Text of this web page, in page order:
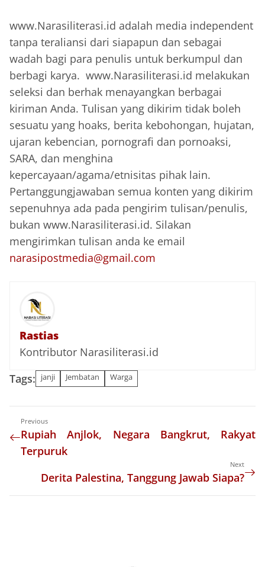
www.Narasiliterasi.id adalah media independent
tanpa teraliansi dari siapapun dan sebagai
wadah bagi para penulis untuk berkumpul dan
berbagi karya. www.Narasiliterasi.id melakukan
seleksi dan berhak menayangkan berbagai
kiriman Anda. Tulisan yang dikirim tidak boleh
sesuatu yang hoaks, berita kebohongan, hujatan,
ujaran kebencian, pornografi dan pornoaksi,
SARA, dan menghina
kepercayaan/agama/etnisitas pihak lain.
Pertanggungjawaban semua konten yang dikirim
sepenuhnya ada pada pengirim tulisan/penulis,
bukan www.Narasiliterasi.id. Silakan
mengirimkan tulisan anda ke email
narasipostmedia@gmail.com
Rastias
Kontributor Narasiliterasi.id
Tags:
janji Jembatan Warga
Previous
Rupiah Anjlok, Negara Bangkrut, Rakyat
Terpuruk
Next
Derita Palestina, Tanggung Jawab Siapa?